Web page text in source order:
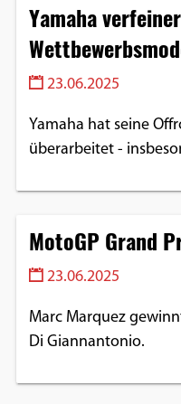
Yamaha
23.06.2025
Yamaha hat seine
überarbeitet -
MotoGP Grand
23.06.2025
Marc Marquez
Di Giannantonio.